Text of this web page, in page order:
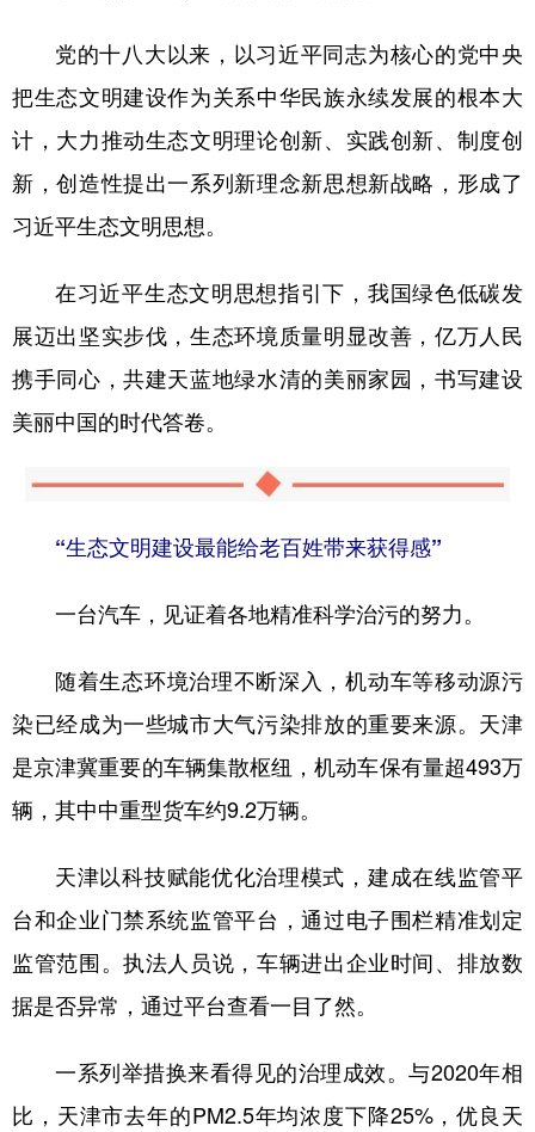
Русский язык 日本語 한국어
Deutsch Português
党的十八大以来，以习近平同志为核心的党中央
把生态文明建设作为关系中华民族永续发展的根本大
计，大力推动生态文明理论创新、实践创新、制度创
新，创造性提出一系列新理念新思想新战略，形成了
习近平生态文明思想。
在习近平生态文明思想指引下，我国绿色低碳发
展迈出坚实步伐，生态环境质量明显改善，亿万人民
携手同心，共建天蓝地绿水清的美丽家园，书写建设
美丽中国的时代答卷。
“生态文明建设最能给老百姓带来获得感”
一台汽车，见证着各地精准科学治污的努力。
随着生态环境治理不断深入，机动车等移动源污
染已经成为一些城市大气污染排放的重要来源。天津
是京津冀重要的车辆集散枢纽，机动车保有量超493万
辆，其中中重型货车约9.2万辆。
天津以科技赋能优化治理模式，建成在线监管平
台和企业门禁系统监管平台，通过电子围栏精准划定
监管范围。执法人员说，车辆进出企业时间、排放数
据是否异常，通过平台查看一目了然。
一系列举措换来看得见的治理成效。与2020年相
比，天津市去年的PM2.5年均浓度下降25%，优良天